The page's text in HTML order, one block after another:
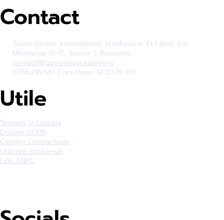
Contact
Utile
Termeni și Condiții
Despre GDPR
Condiții Contractuale
Utilizare cookie-uri
Link ANPC
Tower Center International, Mindspace, Et.1 Blvd. Ion
Mihalache 15-17, Sector 1, București
contact@gamedevacademy.ro
0756.249.561 (Luni-Vineri 14:30-19:30)